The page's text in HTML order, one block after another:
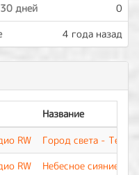
дней
0
4 года назад
Название
RW
Город света - Тебя
RW
Небесное сияние -